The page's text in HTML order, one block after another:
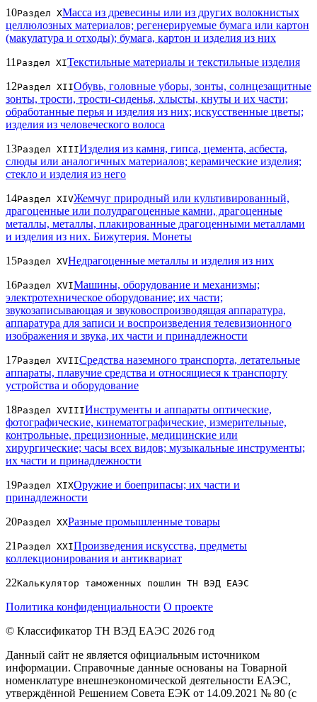
10Раздел XМасса из древесины или из других волокнистых
целлюлозных материалов; регенерируемые бумага или картон
(макулатура и отходы); бумага, картон и изделия из них
11 Раздел XIТекстильные материалы и текстильные изделия
12Раздел XIIОбувь, головные уборы, зонты, солнцезащитные
зонты, трости, трости-сиденья, хлысты, кнуты и их части;
обработанные перья и изделия из них; искусственные цветы;
изделия из человеческого волоса
13Раздел XIIIИзделия из камня, гипса, цемента, асбеста,
слюды или аналогичных материалов; керамические изделия;
стекло и изделия из него
14Раздел XIVЖемчуг природный или культивированный,
драгоценные или полудрагоценные камни, драгоценные
металлы, металлы, плакированные драгоценными металлами
и изделия из них. Бижутерия. Монеты
15Раздел XVНедрагоценные металлы и изделия из них
16Раздел XVIМашины, оборудование и механизмы;
электротехническое оборудование; их части;
звукозаписывающая и звуковоспроизводящая аппаратура,
аппаратура для записи и воспроизведения телевизионного
изображения и звука, их части и принадлежности
17Раздел XVIIСредства наземного транспорта, летательные
аппараты, плавучие средства и относящиеся к транспорту
устройства и оборудование
18Раздел XVIIIИнструменты и аппараты оптические,
фотографические, кинематографические, измерительные,
контрольные, прецизионные, медицинские или
хирургические; часы всех видов; музыкальные инструменты;
их части и принадлежности
19Раздел XIXОружие и боеприпасы; их части и
принадлежности
20Раздел XXРазные промышленные товары
21 Раздел XXIПроизведения искусства, предметы
коллекционирования и антиквариат
22Калькулятор таможенных пошлин ТН ВЭД ЕАЭС
Политика конфиденциальности О проекте
© Классификатор ТН ВЭД ЕАЭС 2026 год
Данный сайт не является официальным источником
информации. Справочные данные основаны на Товарной
номенклатуре внешнеэкономической деятельности ЕАЭС,
утверждённой Решением Совета ЕЭК от 14.09.2021 № 80 (с